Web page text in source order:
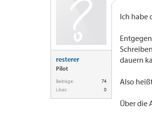
resterer
Pilot
Beiträge:
74
Likes:
0
Ich habe
dauern
Also
Über die